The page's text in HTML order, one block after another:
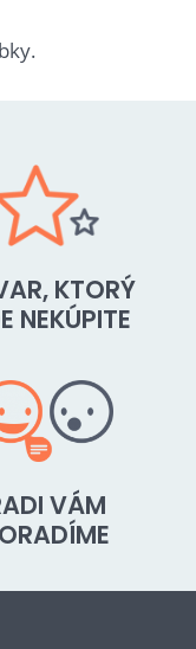
KTORÝ
NEKÚPITE
VÁM